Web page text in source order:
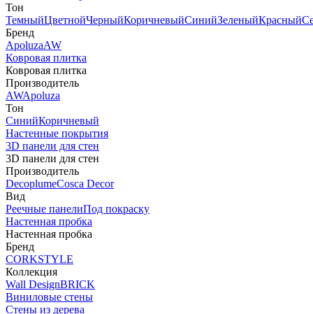
Тон
ТемныйЦветнойЧерныйКоричневыйСинийЗеленыйКрасный
Бренд
ApoluzaAW
Ковровая плитка
Ковровая плитка
Производитель
AWApoluza
Тон
СинийКоричневый
Настенные покрытия
3D панели для стен
3D панели для стен
Производитель
DecoplumeCosca Decor
Вид
Реечные панелиПод покраску
Настенная пробка
Настенная пробка
Бренд
CORKSTYLE
Коллекция
Wall DesignBRICK
Виниловые стены
Стены из дерева